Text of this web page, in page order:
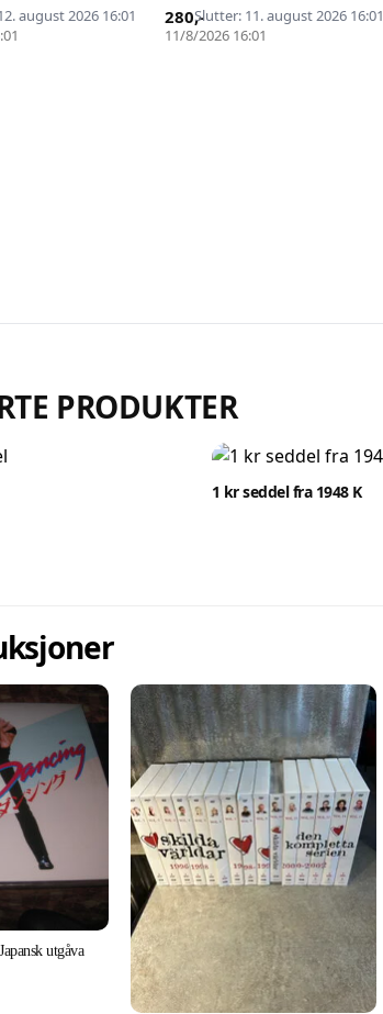
august 2026 16:01 Slutter: 11. august 2026 16:01
11/8/2026 16:01
280,-
PRODUKTER
1 kr seddel fra 1948 K
utgåva